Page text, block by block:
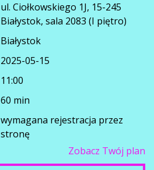
ul. Ciołkowskiego 1J, 15-245
Białystok, sala 2083 (I piętro)
Białystok
2025-05-15
11:00
60 min
wymagana rejestracja przez
stronę
Zobacz Twój plan